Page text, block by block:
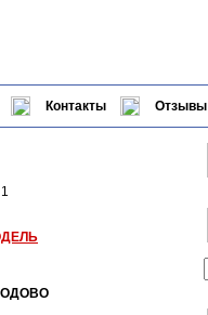
Контакты Отзывы